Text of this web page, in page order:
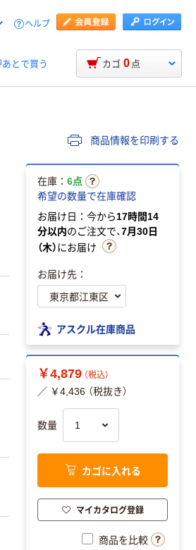
ヘルプ
あとで買う カゴ 0 点
商品情報を印刷する
在庫： 6点
希望の数量で在庫確認
お届け日：今から17時間14
分以内のご注文で、7月30日
（木）にお届け
お届け先：
アスクル在庫商品
￥4,879 （税込）
／ ￥4,436 （税抜き）
数量
カゴに入れる
マイカタログ登録
商品を比較